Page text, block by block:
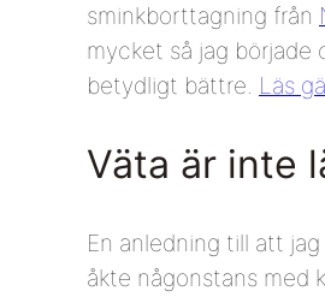
sminkborttagning från
mycket så jag började
betydligt bättre. Läs
Väta är inte
En anledning till att
åkte någonstans med